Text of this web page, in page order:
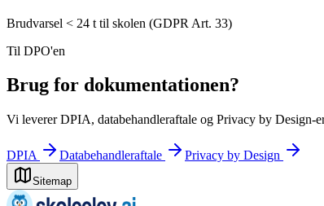
Brudvarsel < 24 t til skolen (GDPR Art. 33)
Til DPO'en
Brug for dokumentationen?
Vi leverer DPIA, databehandleraftale og Privacy by Design-
DPIA Databehandleraftale Privacy by Design
Sitemap